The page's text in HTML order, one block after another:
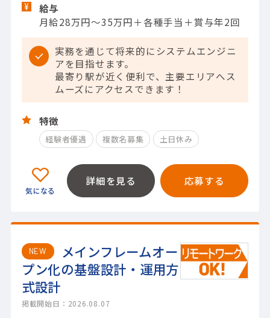
給与
月給28万円～35万円＋各種手当＋賞与年2回
実務を通じて将来的にシステムエンジニ
アを目指せます。
最寄り駅が近く便利で、主要エリアへス
ムーズにアクセスできます！
特徴
経験者優遇 複数名募集 土日休み
詳細を見る 応募する
NEW
メインフレームオー
プン化の基盤設計・運用方
式設計
掲載開始日：2026.08.07